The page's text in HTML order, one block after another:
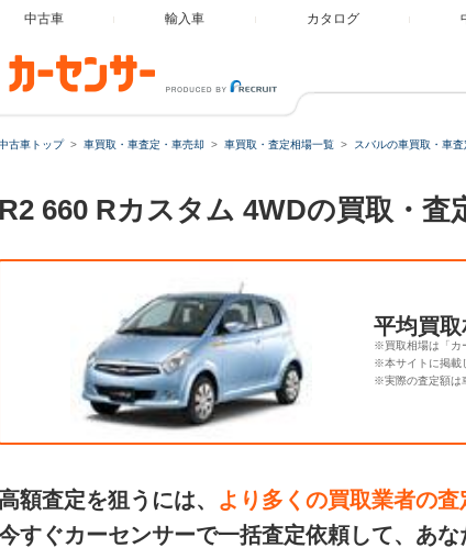
中古車 輸入車 カタログ
古車トップ 車買取・車査定・車売却 車買取・査定相場一覧 スバルの車買取・車
R2 660 Rカスタム 4WDの買取・
平均買
※買取相場は「カ
※本サイトに掲載
※実際の査定額は
額査定を狙うには、 より多くの買取業者の査
すぐカーセンサーで一括査定依頼して、あな